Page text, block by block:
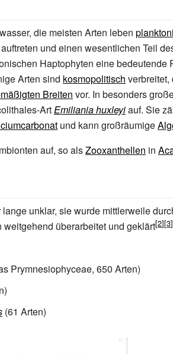
die meisten Arten leben
und einen wesentlichen Teil
Haptophyten eine bedeutende
Arten sind kosmopolitisch verbreitet,
Breiten vor. In besonders
ArtEmiliania huxleyiauf. Sie
und kann großräumige
auf, so alsZooxanthellen in
unklar, sie wurde mittlerweile
überarbeitet und geklärt
Prymnesiophyceae, 650 Arten)
(61 Arten)